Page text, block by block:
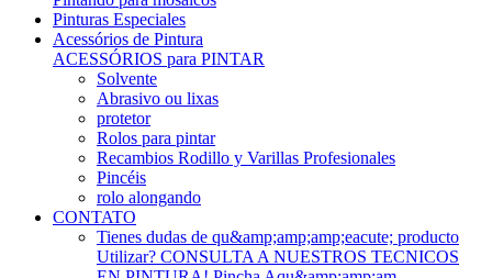
Pinturas Especiales
Acessórios de Pintura
ACESSÓRIOS para PINTAR
Solvente
Abrasivo ou lixas
protetor
Rolos para pintar
Recambios Rodillo y Varillas Profesionales
Pincéis
rolo alongando
CONTATO
Tienes dudas de qu&amp;amp;amp;eacute; producto
Utilizar? CONSULTA A NUESTROS TECNICOS